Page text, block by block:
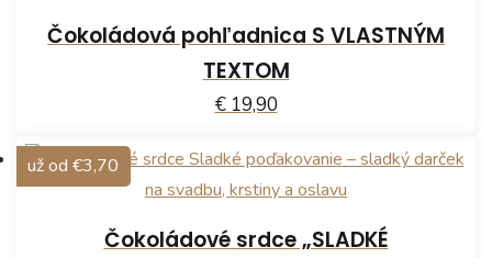
Čokoládová pohľadnica S VLASTNÝM
TEXTOM
€ 19,90
Tento
produkt
viacero
Čokoládové srdce „SLADKÉ
už od €3,70